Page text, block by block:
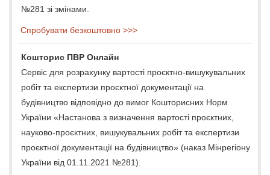
№281 зі змінами.
Спробувати безкоштовно >>>
Кошторис ПВР Онлайн
Сервіс для розрахунку вартості проєктно-вишукувальних
робіт та експертизи проєктної документації на
будівництво відповідно до вимог Кошторисних Норм
України «Настанова з визначення вартості проєктних,
науково-проєктних, вишукувальних робіт та експертизи
проєктної документації на будівництво» (наказ Мінрегіону
України від 01.11.2021 №281).